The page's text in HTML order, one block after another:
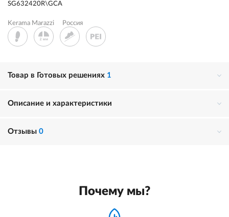
SG632420R\GCA
Kerama Marazzi Россия
Товар в Готовых решениях 1
Описание и характеристики
Отзывы 0
Почему мы?